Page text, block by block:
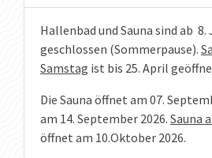
Hallenbad und Sauna sind ab 8.
geschlossen (Sommerpause).
Samstag ist bis 25. April
Die Sauna öffnet am 07.
am 14. September 2026. Sauna
öffnet am 10.Oktober 2026.